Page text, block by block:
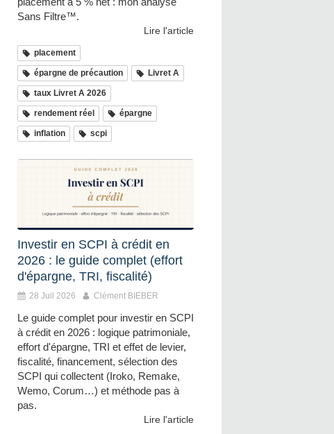
Sans Filtre™.
Lire l'article
placement
épargne de précaution Livret A
taux Livret A 2026
rendement réel épargne
inflation scpi
Investir en SCPI à crédit en
2026 : le guide complet (effort
d'épargne, TRI, fiscalité)
28 Juil 2026 Clément BIEBER
Le guide complet pour investir en SCPI
à crédit en 2026 : logique patrimoniale,
effort d'épargne, TRI et effet de levier,
fiscalité, financement, sélection des
SCPI qui collectent (Iroko, Remake,
Wemo, Corum…) et méthode pas à
pas.
Lire l'article